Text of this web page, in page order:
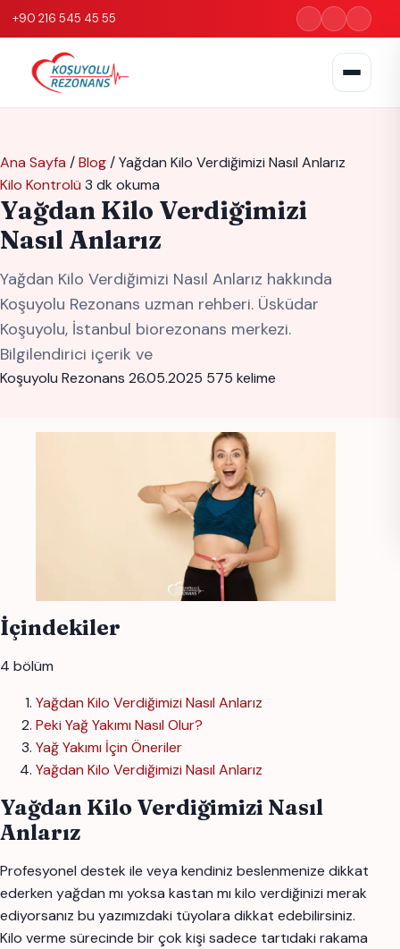
+90 216 545 45 55
Ana Sayfa /Blog/Yağdan Kilo Verdiğimizi Nasıl Anlarız
Kilo Kontrolü 3 dk okuma
Yağdan Kilo Verdiğimizi
Nasıl Anlarız
Yağdan Kilo Verdiğimizi Nasıl Anlarız hakkında
Koşuyolu Rezonans uzman rehberi. Üsküdar
Koşuyolu, İstanbul biorezonans merkezi.
Bilgilendirici içerik ve
Koşuyolu Rezonans 26.05.2025 575 kelime
İçindekiler
4 bölüm
Yağdan Kilo Verdiğimizi Nasıl Anlarız
Peki Yağ Yakımı Nasıl Olur?
Yağ Yakımı İçin Öneriler
Yağdan Kilo Verdiğimizi Nasıl Anlarız
Yağdan Kilo Verdiğimizi Nasıl
Anlarız
Profesyonel destek ile veya kendiniz beslenmenize dikkat
ederken yağdan mı yoksa kastan mı kilo verdiğinizi merak
ediyorsanız bu yazımızdaki tüyolara dikkat edebilirsiniz.
Kilo verme sürecinde bir çok kişi sadece tartıdaki rakama